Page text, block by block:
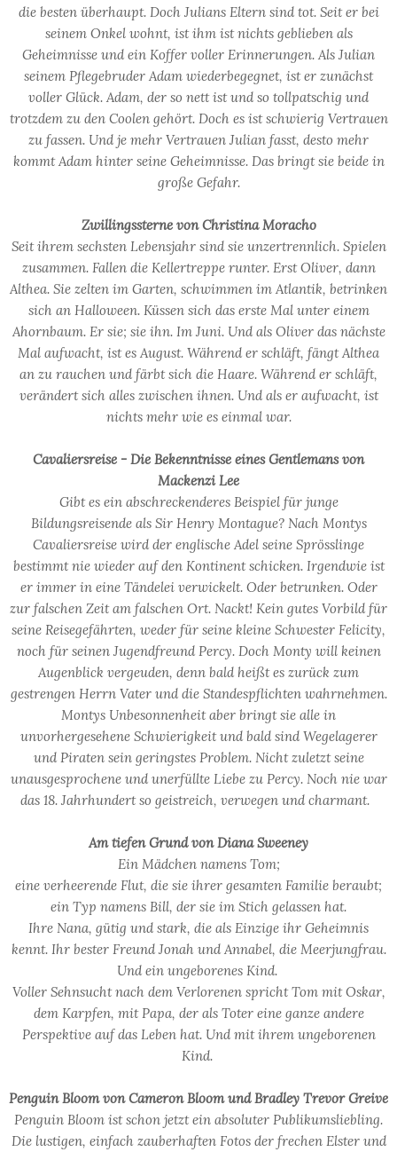
die besten überhaupt. Doch Julians Eltern sind tot. Seit er bei
seinem Onkel wohnt, ist ihm ist nichts geblieben als
Geheimnisse und ein Koffer voller Erinnerungen. Als Julian
seinem Pflegebruder Adam wiederbegegnet, ist er zunächst
voller Glück. Adam, der so nett ist und so tollpatschig und
trotzdem zu den Coolen gehört. Doch es ist schwierig Vertrauen
zu fassen. Und je mehr Vertrauen Julian fasst, desto mehr
kommt Adam hinter seine Geheimnisse. Das bringt sie beide in
große Gefahr.
Zwillingssterne von Christina Moracho
Seit ihrem sechsten Lebensjahr sind sie unzertrennlich. Spielen
zusammen. Fallen die Kellertreppe runter. Erst Oliver, dann
Althea. Sie zelten im Garten, schwimmen im Atlantik, betrinken
sich an Halloween. Küssen sich das erste Mal unter einem
Ahornbaum. Er sie; sie ihn. Im Juni. Und als Oliver das nächste
Mal aufwacht, ist es August. Während er schläft, fängt Althea
an zu rauchen und färbt sich die Haare. Während er schläft,
verändert sich alles zwischen ihnen. Und als er aufwacht, ist
nichts mehr wie es einmal war.
Cavaliersreise - Die Bekenntnisse eines Gentlemans von
Mackenzi Lee
Gibt es ein abschreckenderes Beispiel für junge
Bildungsreisende als Sir Henry Montague? Nach Montys
Cavaliersreise wird der englische Adel seine Sprösslinge
bestimmt nie wieder auf den Kontinent schicken. Irgendwie ist
er immer in eine Tändelei verwickelt. Oder betrunken. Oder
zur falschen Zeit am falschen Ort. Nackt! Kein gutes Vorbild für
seine Reisegefährten, weder für seine kleine Schwester Felicity,
noch für seinen Jugendfreund Percy. Doch Monty will keinen
Augenblick vergeuden, denn bald heißt es zurück zum
gestrengen Herrn Vater und die Standespflichten wahrnehmen.
Montys Unbesonnenheit aber bringt sie alle in
unvorhergesehene Schwierigkeit und bald sind Wegelagerer
und Piraten sein geringstes Problem. Nicht zuletzt seine
unausgesprochene und unerfüllte Liebe zu Percy. Noch nie war
das 18. Jahrhundert so geistreich, verwegen und charmant.
Am tiefen Grund von Diana Sweeney
Ein Mädchen namens Tom;
eine verheerende Flut, die sie ihrer gesamten Familie beraubt;
ein Typ namens Bill, der sie im Stich gelassen hat.
Ihre Nana, gütig und stark, die als Einzige ihr Geheimnis
kennt. Ihr bester Freund Jonah und Annabel, die Meerjungfrau.
Und ein ungeborenes Kind.
Voller Sehnsucht nach dem Verlorenen spricht Tom mit Oskar,
dem Karpfen, mit Papa, der als Toter eine ganze andere
Perspektive auf das Leben hat. Und mit ihrem ungeborenen
Kind.
Penguin Bloom von Cameron Bloom und Bradley Trevor Greive
Penguin Bloom ist schon jetzt ein absoluter Publikumsliebling.
Die lustigen, einfach zauberhaften Fotos der frechen Elster und